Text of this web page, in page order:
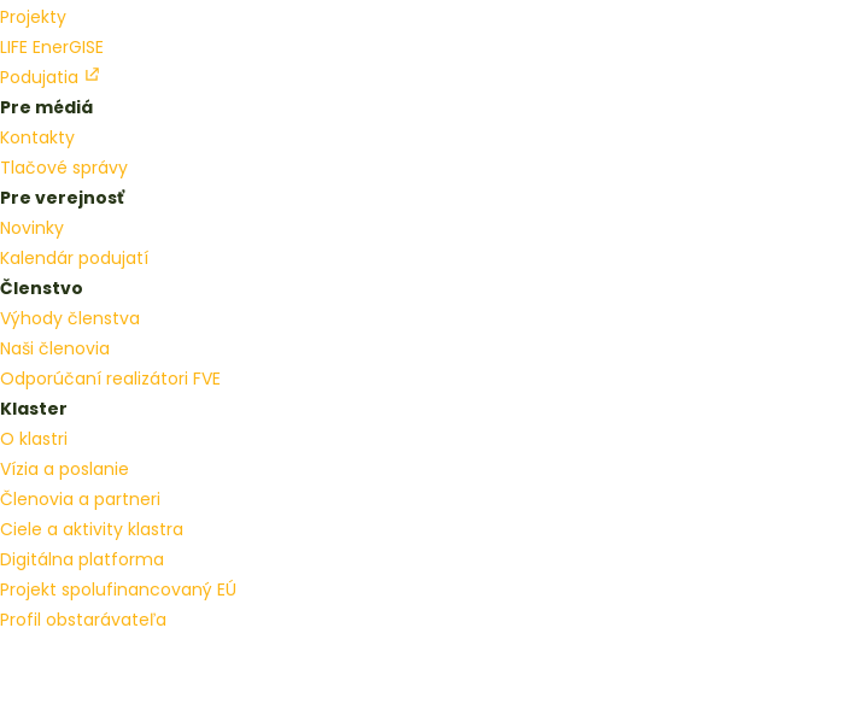
Projekty
LIFE EnerGISE
Podujatia
Pre médiá
Kontakty
Tlačové správy
Pre verejnosť
Novinky
Kalendár podujatí
Členstvo
Výhody členstva
Naši členovia
Odporúčaní realizátori FVE
Klaster
O klastri
Vízia a poslanie
Členovia a partneri
Ciele a aktivity klastra
Digitálna platforma
Projekt spolufinancovaný EÚ
Profil obstarávateľa